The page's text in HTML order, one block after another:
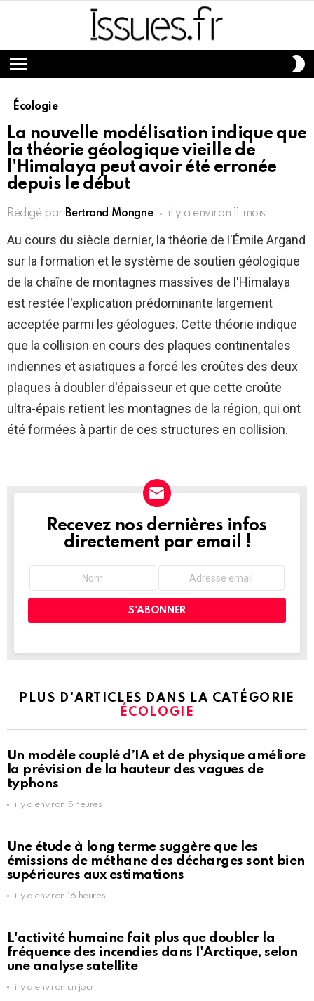
Menu
Écologie
La nouvelle modélisation indique que
la théorie géologique vieille de
l'Himalaya peut avoir été erronée
depuis le début
Rédigé par Bertrand Mongne il y a environ 11 mois
Au cours du siècle dernier, la théorie de l'Émile Argand
sur la formation et le système de soutien géologique
de la chaîne de montagnes massives de l'Himalaya
est restée l'explication prédominante largement
acceptée parmi les géologues. Cette théorie indique
que la collision en cours des plaques continentales
indiennes et asiatiques a forcé les croûtes des deux
plaques à doubler d'épaisseur et que cette croûte
ultra-épais retient les montagnes de la région, qui ont
été formées à partir de ces structures en collision.
NEWSLETTER
Recevez nos dernières infos
directement par email !
PLUS D'ARTICLES DANS LA CATÉGORIE
ÉCOLOGIE
Un modèle couplé d’IA et de physique améliore
la prévision de la hauteur des vagues de
typhons
il y a environ 5 heures
Une étude à long terme suggère que les
émissions de méthane des décharges sont bien
supérieures aux estimations
il y a environ 16 heures
L'activité humaine fait plus que doubler la
fréquence des incendies dans l'Arctique, selon
une analyse satellite
il y a environ un jour